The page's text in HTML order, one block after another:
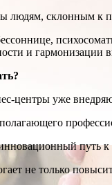
людям, склонным к
и гармонизации
центры уже
путь к
не только